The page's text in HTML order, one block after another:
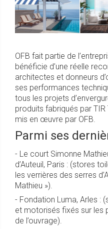
OFB fait partie de
bénéficie d’une réelle
architectes et donneurs
ses performances
tous les projets
produits fabriqués par
mis en œuvre par OFB.
Parmi ses
- Le court Simonne
d’Auteuil, Paris : (stores
les verrières des serres
Mathieu »).
- Fondation Luma, Arles :
et motorisés fixés sur les
de l’ouvrage).